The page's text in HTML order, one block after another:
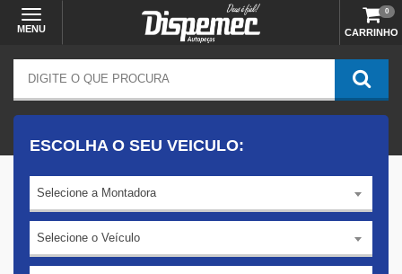
MENU CARRINHO
0
ESCOLHA O SEU VEICULO:
Selecione a Montadora
Selecione o Veículo